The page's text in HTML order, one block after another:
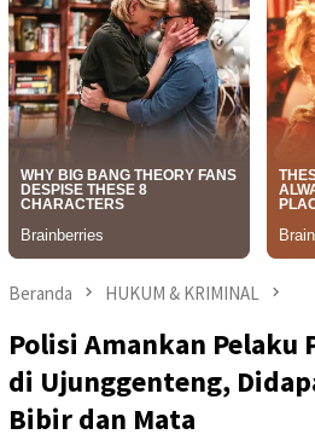
Beranda HUKUM & KRIMINAL
Polisi Amankan Pelaku
di Ujunggenteng,
Bibir dan Mata